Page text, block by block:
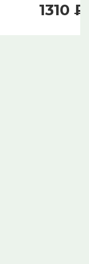
1310 ₽